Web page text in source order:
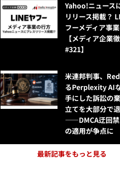
Yahoo!ニュース
リリース掲載？
フーメディア事
【メディア企業
#321】
米連邦判事、
るPerplexity AI
手にした訴訟の
立てを大部分で
——DMCA迂回禁
の適用が争点に
最新記事をもっと見る